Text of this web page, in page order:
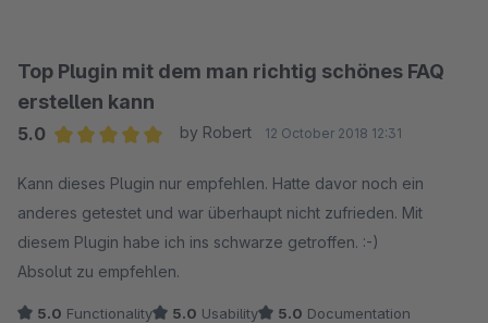
Bewertung sehr übertrieben. Ich bitte Sie dies zu
überdenken.
Patrick König
Top Plugin mit dem man richtig schönes FAQ
erstellen kann
5.0
by Robert 12 October 2018 12:31
Kann dieses Plugin nur empfehlen. Hatte davor noch ein
anderes getestet und war überhaupt nicht zufrieden. Mit
diesem Plugin habe ich ins schwarze getroffen. :-)
Absolut zu empfehlen.
5.0 Functionality 5.0 Usability 5.0 Documentation